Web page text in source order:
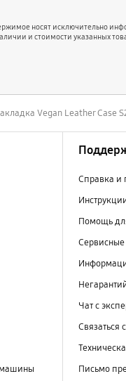
носят исключительно
и стоимости указанных
Vegan Leather Case
Справка и
Помощь
Сервисные
Чат с
Связаться
Письмо